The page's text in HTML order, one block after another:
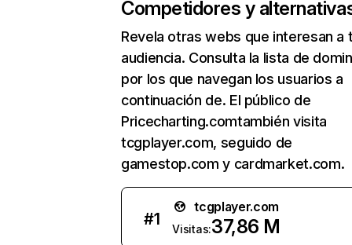
Competidores y
Revela otras webs que interesan a
audiencia. Consulta la lista de
por los que navegan los usuarios a
continuación de. El público de
Pricecharting.comtambién visita
tcgplayer.com, seguido de
gamestop.com y cardmarket.com.
#1
tcgplayer.com
Visitas:37,86 M